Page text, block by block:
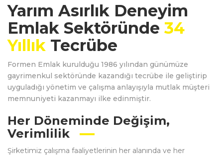
Yarım Asırlık Deneyim
Emlak Sektöründe 34
Yıllık Tecrübe
Formen Emlak kurulduğu 1986 yılından günümüze
gayrimenkul sektöründe kazandığı tecrübe ile geliştirip
uyguladığı yönetim ve çalışma anlayışıyla mutlak müşteri
memnuniyeti kazanmayı ilke edinmiştir.
Her Döneminde Değişim,
Verimlilik
Şirketimiz çalışma faaliyetlerinin her alanında ve her